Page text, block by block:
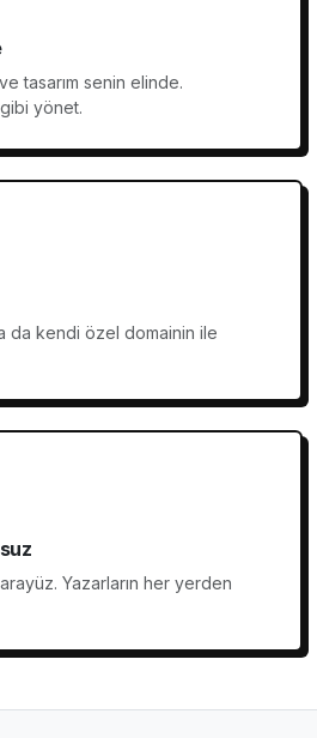
tasarım senin elinde.
yönet.
da kendi özel domainin ile
Yazarların her yerden